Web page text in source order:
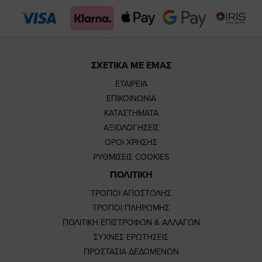
pagepage
ΣΧΕΤΙΚΑ ΜΕ ΕΜΑΣ
ΕΤΑΙΡΕΙΑ
ΕΠΙΚΟΙΝΩΝΙΑ
ΚΑΤΑΣΤΗΜΑΤΑ
ΑΞΙΟΛΟΓΗΣΕΙΣ
ΟΡΟΙ ΧΡΗΣΗΣ
ΡΥΘΜΙΣΕΙΣ COOKIES
ΠΟΛΙΤΙΚΗ
ΤΡΟΠΟΙ ΑΠΟΣΤΟΛΗΣ
ΤΡΟΠΟΙ ΠΛΗΡΩΜΗΣ
ΠΟΛΙΤΙΚΗ ΕΠΙΣΤΡΟΦΩΝ & ΑΛΛΑΓΩΝ
ΣΥΧΝΕΣ ΕΡΩΤΗΣΕΙΣ
ΠΡΟΣΤΑΣΙΑ ΔΕΔΟΜΕΝΩΝ